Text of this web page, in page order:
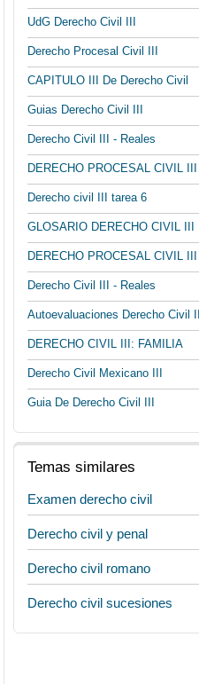
UdG Derecho Civil III
Derecho Procesal Civil III
CAPITULO III De Derecho Civil
Guias Derecho Civil III
Derecho Civil III - Reales
DERECHO PROCESAL CIVIL III
Derecho civil III tarea 6
GLOSARIO DERECHO CIVIL III
DERECHO PROCESAL CIVIL III
Derecho Civil III - Reales
Autoevaluaciones Derecho Civil III
DERECHO CIVIL III: FAMILIA
Derecho Civil Mexicano III
Guia De Derecho Civil III
Temas similares
Examen derecho civil
Derecho civil y penal
Derecho civil romano
Derecho civil sucesiones